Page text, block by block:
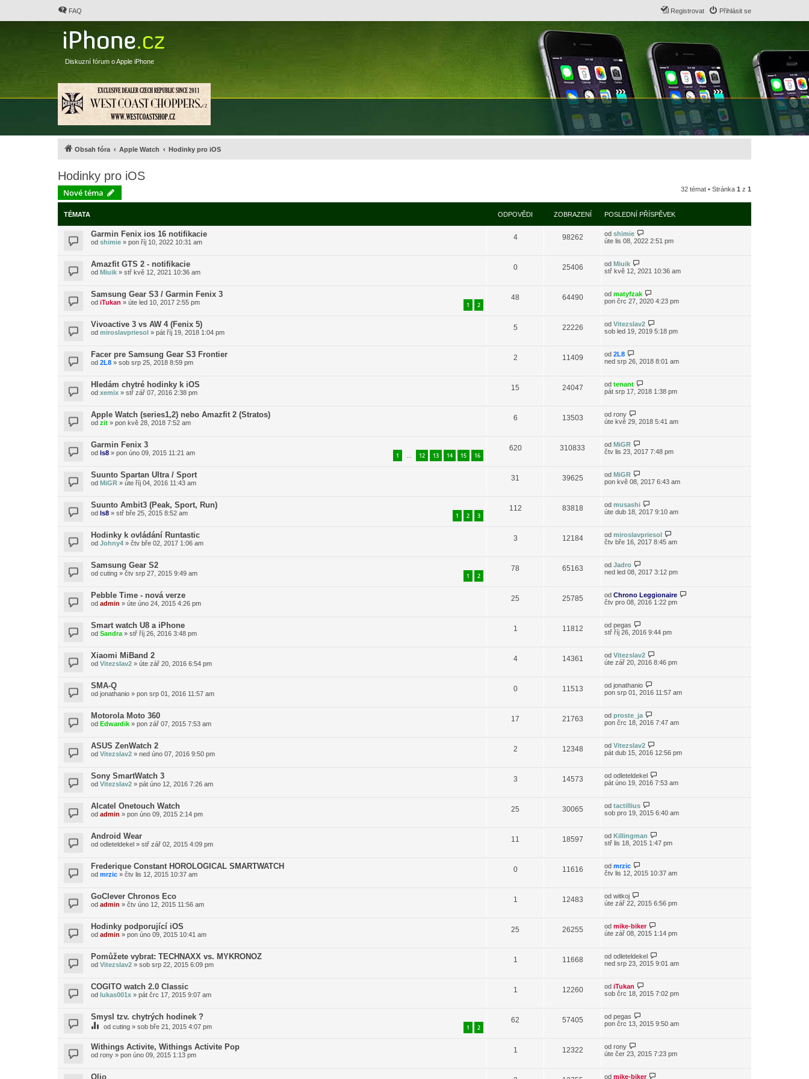
FAQ Přihlásit se
Registrovat
Diskuzní fórum o Apple iPhone
Obsah fóra Apple Watch Hodinky pro iOS
Hodinky pro iOS
Nové téma 32 témat • Stránka 1 z 1
TÉMATA ODPOVĚDI ZOBRAZENÍ POSLEDNÍ PŘÍSPĚVEK
Garmin Fenix ios 16 notifikacie
od shimie » pon říj 10, 2022 10:31 am
4 98262 od shimie
úte lis 08, 2022 2:51 pm
Amazfit GTS 2 - notifikacie
od Miuik » stř kvě 12, 2021 10:36 am
0 25406 od Miuik
stř kvě 12, 2021 10:36 am
Samsung Gear S3 / Garmin Fenix 3
od iTukan » úte led 10, 2017 2:55 pm 1 2
48 64490 od matyfzak
pon črc 27, 2020 4:23 pm
Vivoactive 3 vs AW 4 (Fenix 5)
od miroslavpriesol » pát říj 19, 2018 1:04 pm
5 22226 od Vitezslav2
sob led 19, 2019 5:18 pm
Facer pre Samsung Gear S3 Frontier
od 2L8 » sob srp 25, 2018 8:59 pm
2 11409 od 2L8
ned srp 26, 2018 8:01 am
Hledám chytré hodinky k iOS
od xemix » stř zář 07, 2016 2:38 pm
15 24047 od tenant
pát srp 17, 2018 1:38 pm
Apple Watch (series1,2) nebo Amazfit 2 (Stratos)
od zit » pon kvě 28, 2018 7:52 am
6 13503 od rony
úte kvě 29, 2018 5:41 am
Garmin Fenix 3
od ls8 » pon úno 09, 2015 11:21 am 1 … 12 13 14 15 16
620 310833 od MiGR
čtv lis 23, 2017 7:48 pm
Suunto Spartan Ultra / Sport
od MiGR » úte říj 04, 2016 11:43 am
31 39625 od MiGR
pon kvě 08, 2017 6:43 am
Suunto Ambit3 (Peak, Sport, Run)
od ls8 » stř bře 25, 2015 8:52 am 1 2 3
112 83818 od musashi
úte dub 18, 2017 9:10 am
Hodinky k ovládání Runtastic
od Johny4 » čtv bře 02, 2017 1:06 am
3 12184 od miroslavpriesol
čtv bře 16, 2017 8:45 am
Samsung Gear S2
od cuting » čtv srp 27, 2015 9:49 am 1 2
78 65163 od Jadro
ned led 08, 2017 3:12 pm
Pebble Time - nová verze
od admin » úte úno 24, 2015 4:26 pm
25 25785 od Chrono Leggionaire
čtv pro 08, 2016 1:22 pm
Smart watch U8 a iPhone
od Sandra » stř říj 26, 2016 3:48 pm
1 11812 od pegas
stř říj 26, 2016 9:44 pm
Xiaomi MiBand 2
od Vitezslav2 » úte zář 20, 2016 6:54 pm
4 14361 od Vitezslav2
úte zář 20, 2016 8:46 pm
SMA-Q
od jonathanio » pon srp 01, 2016 11:57 am
0 11513 od jonathanio
pon srp 01, 2016 11:57 am
Motorola Moto 360
od Edwardik » pon zář 07, 2015 7:53 am
17 21763 od proste_ja
pon črc 18, 2016 7:47 am
ASUS ZenWatch 2
od Vitezslav2 » ned úno 07, 2016 9:50 pm
2 12348 od Vitezslav2
pát dub 15, 2016 12:56 pm
Sony SmartWatch 3
od Vitezslav2 » pát úno 12, 2016 7:26 am
3 14573 od odleteldekel
pát úno 19, 2016 7:53 am
Alcatel Onetouch Watch
od admin » pon úno 09, 2015 2:14 pm
25 30065 od tactillius
sob pro 19, 2015 6:40 am
Android Wear
od odleteldekel » stř zář 02, 2015 4:09 pm
11 18597 od Killingman
stř lis 18, 2015 1:47 pm
Frederique Constant HOROLOGICAL SMARTWATCH
od mrzic » čtv lis 12, 2015 10:37 am
0 11616 od mrzic
čtv lis 12, 2015 10:37 am
GoClever Chronos Eco
od admin » čtv úno 12, 2015 11:56 am
1 12483 od witkoj
úte zář 22, 2015 6:56 pm
Hodinky podporující iOS
od admin » pon úno 09, 2015 10:41 am
25 26255 od mike-biker
úte zář 08, 2015 1:14 pm
Pomůžete vybrat: TECHNAXX vs. MYKRONOZ
od Vitezslav2 » sob srp 22, 2015 6:09 pm
1 11668 od odleteldekel
ned srp 23, 2015 9:01 am
COGITO watch 2.0 Classic
od lukas001x » pát črc 17, 2015 9:07 am
1 12260 od iTukan
sob črc 18, 2015 7:02 pm
Smysl tzv. chytrých hodinek ?
od cuting » sob bře 21, 2015 4:07 pm 1 2
62 57405 od pegas
pon črc 13, 2015 9:50 am
Withings Activite, Withings Activite Pop
od rony » pon úno 09, 2015 1:13 pm
1 12322 od rony
úte čer 23, 2015 7:23 pm
Olio od mike-biker